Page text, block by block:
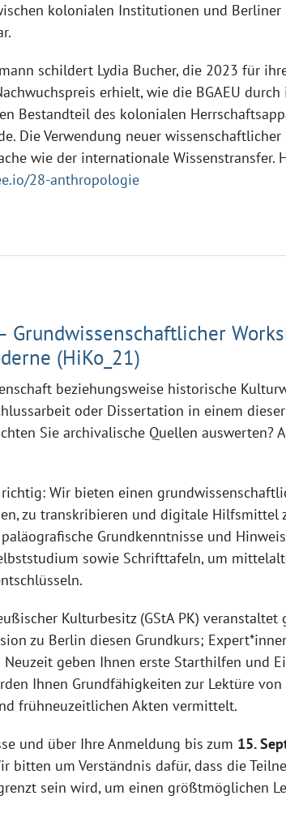
kolonialen Institutionen und Berliner
schildert Lydia Bucher, die 2023 für
erhielt, wie die BGAEU durch
Bestandteil des kolonialen
Die Verwendung neuer
wie der internationale Wissenstransfer.
28-anthropologie
Grundwissenschaftlicher
(HiKo_21)
beziehungsweise historische
oder Dissertation in einem
Sie archivalische Quellen auswerten?
Wir bieten einen
zu transkribieren und digitale Hilfsmittel
Grundkenntnisse und
sowie Schrifttafeln, um
Kulturbesitz (GStA PK) veranstaltet
zu Berlin diesen Grundkurs;
geben Ihnen erste Starthilfen und
Ihnen Grundfähigkeiten zur Lektüre von
frühneuzeitlichen Akten vermittelt.
und über Ihre Anmeldung bis zum 15.
bitten um Verständnis dafür, dass die
sein wird, um einen größtmöglichen